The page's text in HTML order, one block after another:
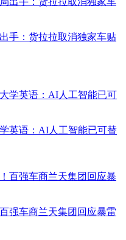
手：货拉拉取消独家车贴
英语：AI人工智能已可替
强车商兰天集团回应暴雷